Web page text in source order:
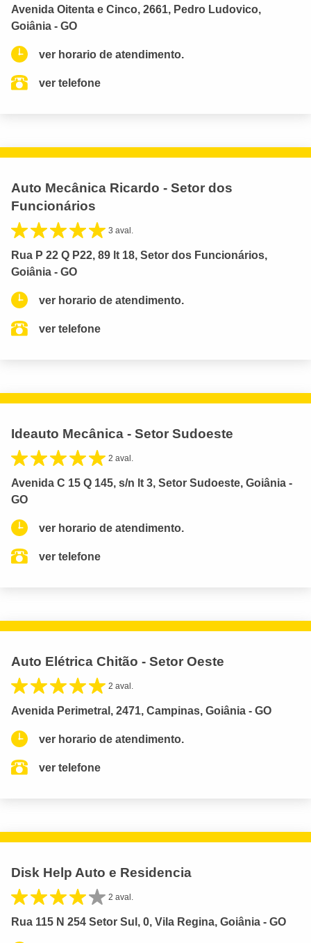
Avenida Oitenta e Cinco, 2661, Pedro Ludovico,
Goiânia - GO
ver horario de atendimento.
ver telefone
Auto Mecânica Ricardo - Setor dos
Funcionários
3 aval.
Rua P 22 Q P22, 89 lt 18, Setor dos Funcionários,
Goiânia - GO
ver horario de atendimento.
ver telefone
Ideauto Mecânica - Setor Sudoeste
2 aval.
Avenida C 15 Q 145, s/n lt 3, Setor Sudoeste, Goiânia -
GO
ver horario de atendimento.
ver telefone
Auto Elétrica Chitão - Setor Oeste
2 aval.
Avenida Perimetral, 2471, Campinas, Goiânia - GO
ver horario de atendimento.
ver telefone
Disk Help Auto e Residencia
2 aval.
Rua 115 N 254 Setor Sul, 0, Vila Regina, Goiânia - GO